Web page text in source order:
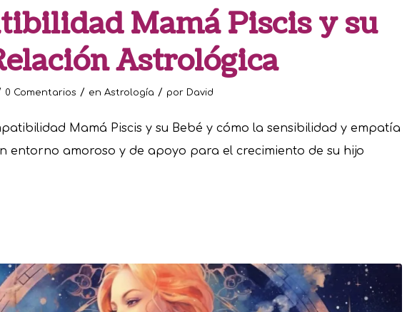
Mamá Piscis y su
Astrológica
0 Comentarios / en Astrología / por David
Mamá Piscis y su Bebé y cómo la sensibilidad y empatía
entorno amoroso y de apoyo para el crecimiento de su hijo